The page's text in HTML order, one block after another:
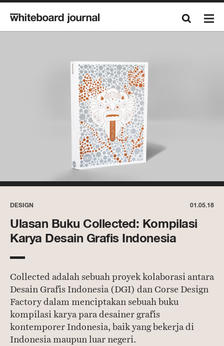
DESIGN 01.05.18
Ulasan Buku Collected: Kompilasi
Karya Desain Grafis Indonesia
Collected adalah sebuah proyek kolaborasi antara
Desain Grafis Indonesia (DGI) dan Corse Design
Factory dalam menciptakan sebuah buku
kompilasi karya para desainer grafis
kontemporer Indonesia, baik yang bekerja di
Indonesia maupun luar negeri.